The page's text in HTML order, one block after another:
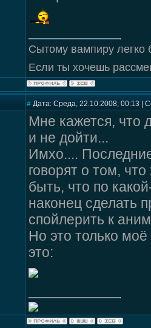
Сытому вампиру легко
Если ты хочешь
# Дата: Среда, 22.10.2008, 00:13 |
Мне кажется, что
и не дойти...
Имхо....
говорят о том,
быть, что по
наконец сделать
спойлерить к
Но это только
это: